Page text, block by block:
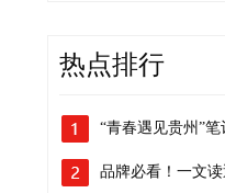
热点排行